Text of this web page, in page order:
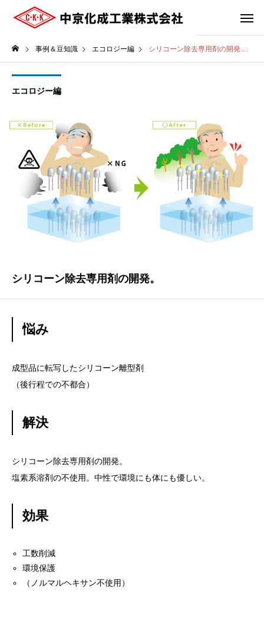
事例＆豆知識 エコロジー編 シリコーン除去専用剤の開発。
エコロジー編
シリコーン除去専用剤の開発。
悩み
成型品に転写したシリコーン離型剤
（後行程での不都合）
解決
シリコーン除去専用剤の開発。
塩素系溶剤の不使用。中性で環境にも体にも優しい。
効果
工数削減
環境保護
（ノルマルヘキサン不使用）